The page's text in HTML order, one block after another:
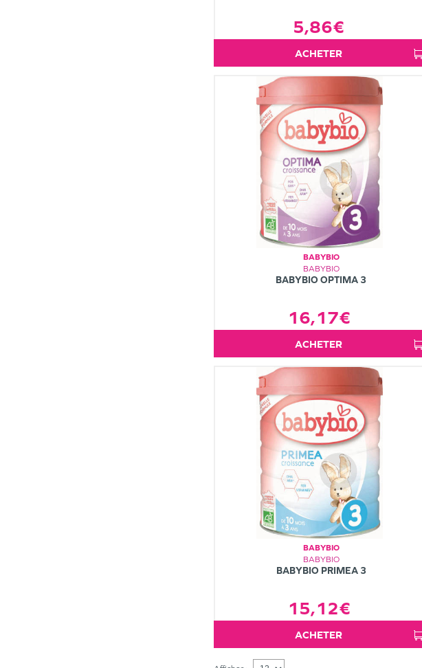
5,86€
ACHETER
BABYBIO
BABYBIO
BABYBIO OPTIMA 3
16,17€
ACHETER
BABYBIO
BABYBIO
BABYBIO PRIMEA 3
15,12€
ACHETER